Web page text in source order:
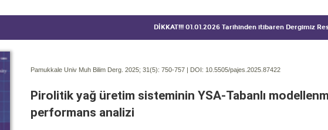
DİKKAT!!! 01.01.2026 Tarihinden itibaren Dergimiz
Pamukkale Univ Muh Bilim Derg. 2025; 31(5): 750-757 | DOI: 10.5505/pajes.2025.87422
Pirolitik yağ üretim sisteminin YSA-Tabanlı
performans analizi